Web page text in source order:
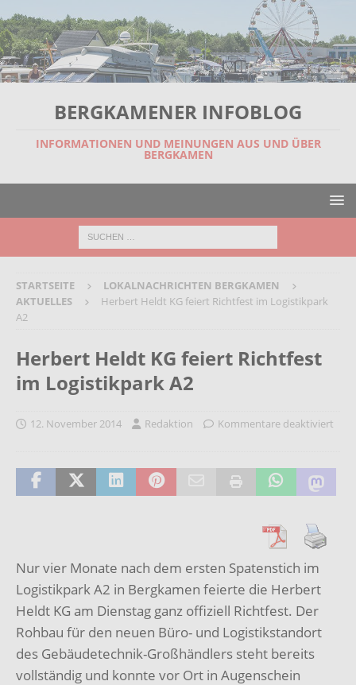
BERGKAMENER INFOBLOG
INFORMATIONEN UND MEINUNGEN AUS UND ÜBER
BERGKAMEN
STARTSEITE
LOKALNACHRICHTEN BERGKAMEN
AKTUELLES
Herbert Heldt KG feiert Richtfest im Logistikpark
A2
Herbert Heldt KG feiert Richtfest
im Logistikpark A2
12. November 2014 Redaktion Kommentare deaktiviert
Nur vier Monate nach dem ersten Spatenstich im
Logistikpark A2 in Bergkamen feierte die Herbert
Heldt KG am Dienstag ganz offiziell Richtfest. Der
Rohbau für den neuen Büro- und Logistikstandort
des Gebäudetechnik-Großhändlers steht bereits
vollständig und konnte vor Ort in Augenschein